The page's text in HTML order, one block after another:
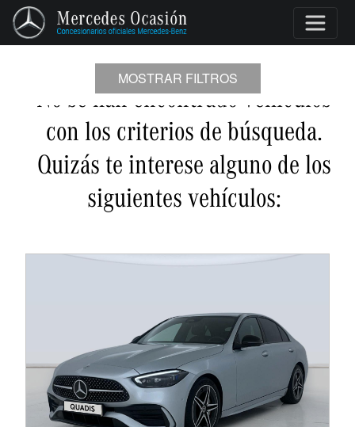
MOSTRAR FILTROS
No se han encontrado vehículos
con los criterios de búsqueda.
Quizás te interese alguno de los
siguientes vehículos: